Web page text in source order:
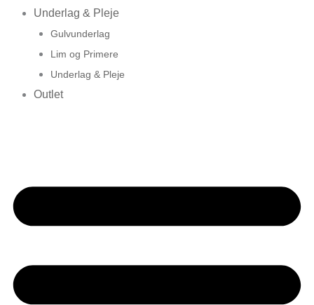
Underlag & Pleje
Gulvunderlag
Lim og Primere
Underlag & Pleje
Outlet